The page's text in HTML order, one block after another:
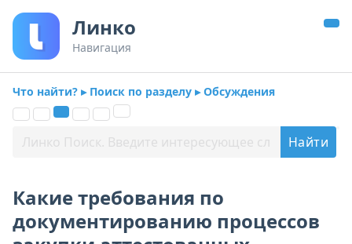
Линко
Навигация
Что найти? ▸ Поиск по разделу ▸ Обсуждения
Какие требования по
документированию процессов